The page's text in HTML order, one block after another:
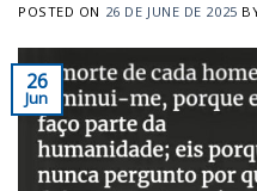
POSTED ON 26 DE JUNE DE 2025
26
Jun